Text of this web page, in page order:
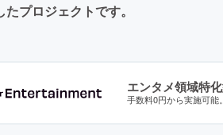
プロジェクトです。
エンタメ領域特
手数料0円から実施可能